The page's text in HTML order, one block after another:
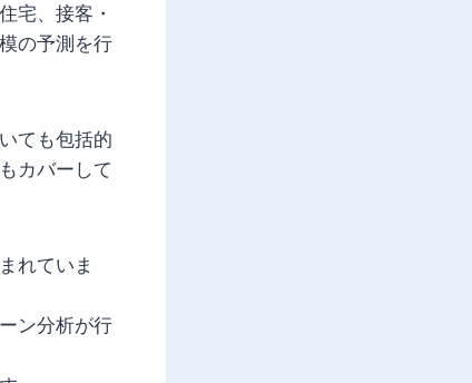
宅、接客・
の予測を行
ても包括的
カバーして
れていま
ン分析が行